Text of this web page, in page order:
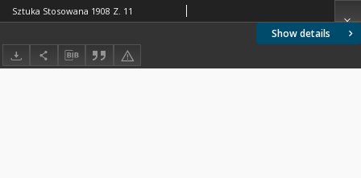
Show details
Sztuka Stosowana 1908 Z. 11